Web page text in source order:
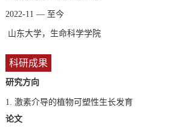
2022-11 — 至今
山东大学，生命科学学院
科研成果
研究方向
1. 激素介导的植物可塑性生长发育
论文